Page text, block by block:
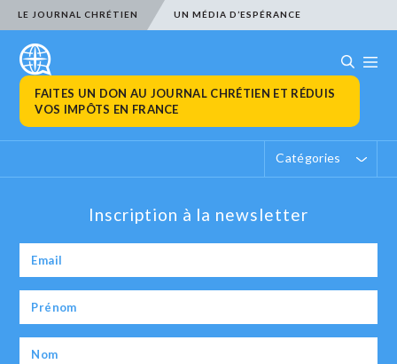
LE JOURNAL CHRÉTIEN UN MÉDIA D’ESPÉRANCE
FAITES UN DON AU JOURNAL CHRÉTIEN ET RÉDUIS
VOS IMPÔTS EN FRANCE
Catégories
Inscription à la newsletter